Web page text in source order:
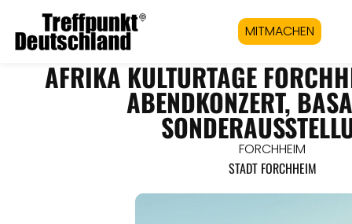
MITMACHEN
AFRIKA KULTURTAGE
BENDKONZERT,
FORCHHEIM
STADT FORCHHEIM